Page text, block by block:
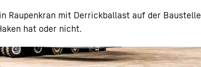
Raupenkran mit Derrickballast auf der Baustelle
hat oder nicht.